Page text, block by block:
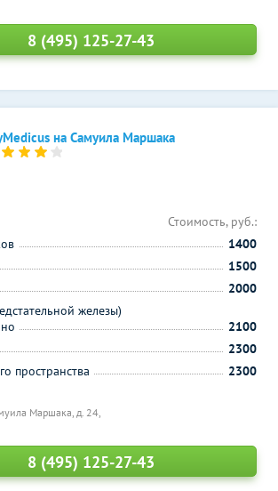
8 (495) 125-27-43
на Самуила Маршака
Маршака, д. 24,
Стоимость, руб.:
1400
1500
2000
железы)
2100
2300
пространства
2300
8 (495) 125-27-43